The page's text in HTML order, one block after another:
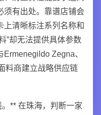
须有出处。靠谱店铺会
上清晰标注系列名称和
”却无法提供具体参数
Zegna、
料商建立战略供应链
** 在珠海，判断一家